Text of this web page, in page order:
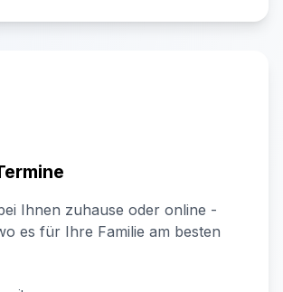
Ihnen zuhause oder online -
es für Ihre Familie am besten